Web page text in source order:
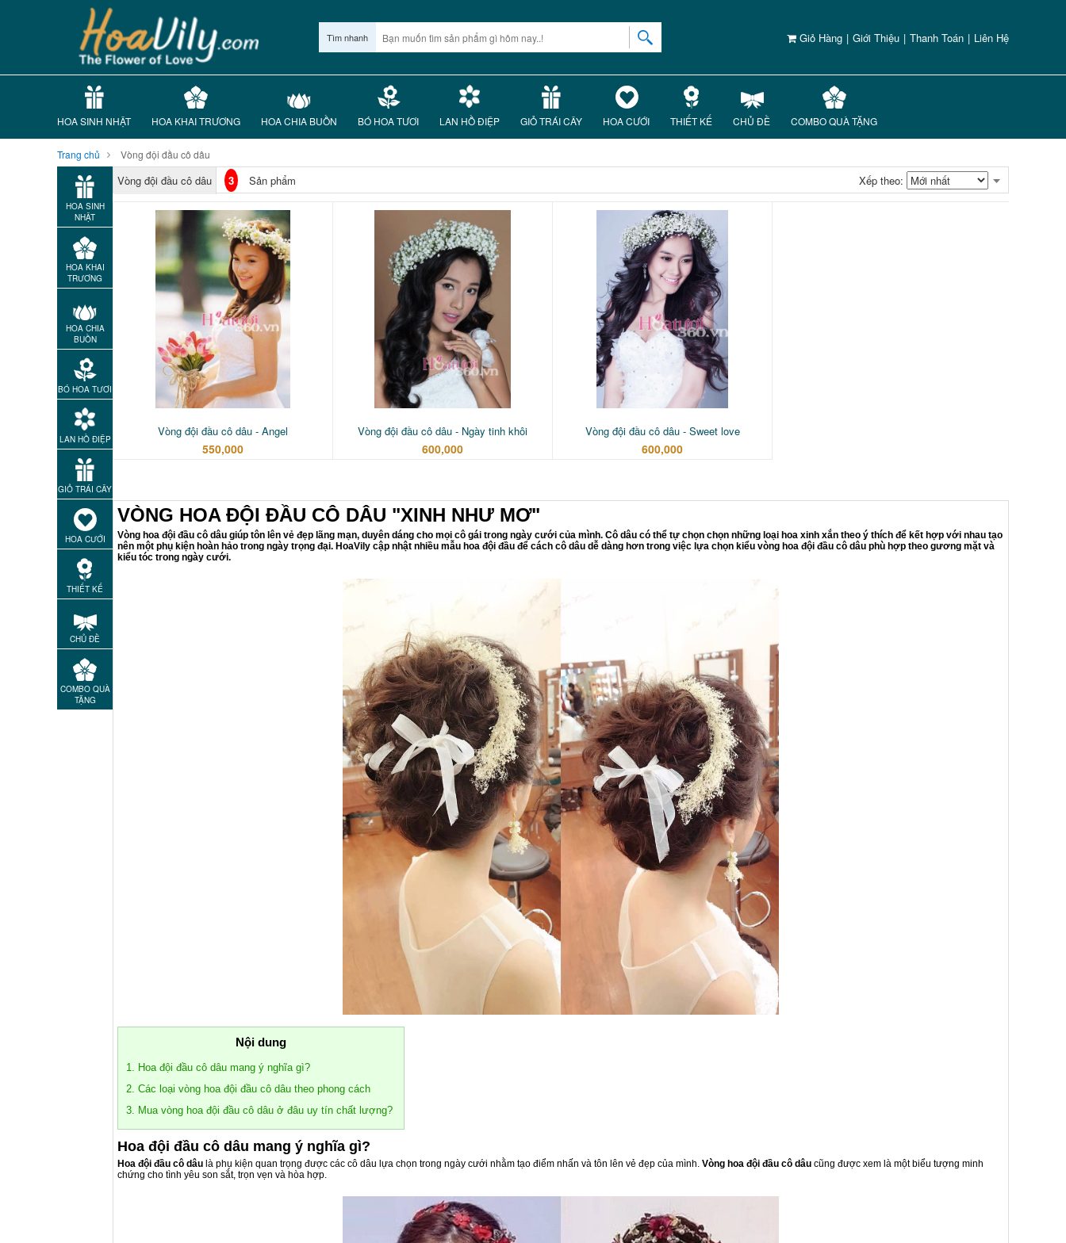
Giỏ Hàng | Giới Thiệu | Thanh Toán | Liên Hệ
Tìm nhanh
HOA SINH NHẬT HOA KHAI TRƯƠNG HOA CHIA BUỒN BÓ HOA TƯƠI LAN HỒ ĐIỆP GIỎ TRÁI CÂY HOA CƯỚI THIẾT KẾ CHỦ ĐỀ COMBO QUÀ TẶNG
Trang chủ Vòng đội đầu cô dâu
HOA SINH
NHẬT
HOA KHAI
TRƯƠNG
HOA CHIA
BUỒN
BÓ HOA TƯƠI
LAN HỒ ĐIỆP
GIỎ TRÁI CÂY
HOA CƯỚI
THIẾT KẾ
CHỦ ĐỀ
COMBO QUÀ
TẶNG
Vòng đội đầu cô dâu 3 Sản phẩm Xếp theo:
Vòng đội đầu cô dâu - Angel
550,000
Vòng đội đầu cô dâu - Ngày tinh khôi
600,000
Vòng đội đầu cô dâu - Sweet love
600,000
VÒNG HOA ĐỘI ĐẦU CÔ DÂU "XINH NHƯ MƠ"
Vòng hoa đội đầu cô dâu giúp tôn lên vẻ đẹp lãng mạn, duyên dáng cho mọi cô gái trong ngày cưới của mình. Cô dâu có thể tự chọn chọn những loại hoa xinh xắn theo ý thích để kết hợp với nhau tạo
nên một phụ kiện hoàn hảo trong ngày trọng đại. HoaVily cập nhật nhiều mẫu hoa đội đầu để cách cô dâu dễ dàng hơn trong việc lựa chọn kiểu vòng hoa đội đầu cô dâu phù hợp theo gương mặt và
kiểu tóc trong ngày cưới.
Nội dung
1. Hoa đội đầu cô dâu mang ý nghĩa gì?
2. Các loại vòng hoa đội đầu cô dâu theo phong cách
3. Mua vòng hoa đội đầu cô dâu ở đâu uy tín chất lượng?
Hoa đội đầu cô dâu mang ý nghĩa gì?
Hoa đội đầu cô dâu là phụ kiện quan trọng được các cô dâu lựa chọn trong ngày cưới nhằm tạo điểm nhấn và tôn lên vẻ đẹp của mình. Vòng hoa đội đầu cô dâu cũng được xem là một biểu tượng minh
chứng cho tình yêu son sắt, trọn vẹn và hòa hợp.